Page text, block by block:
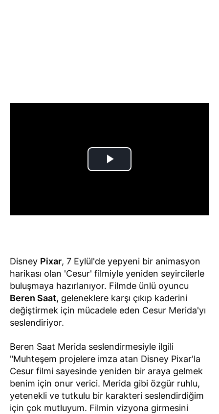
Disney Pixar, 7 Eylül'de yepyeni bir animasyon
harikası olan 'Cesur' filmiyle yeniden seyircilerle
buluşmaya hazırlanıyor. Filmde ünlü oyuncu
Beren Saat, geleneklere karşı çıkıp kaderini
değiştirmek için mücadele eden Cesur Merida'yı
seslendiriyor.
Beren Saat Merida seslendirmesiyle ilgili
"Muhteşem projelere imza atan Disney Pixar'la
Cesur filmi sayesinde yeniden bir araya gelmek
benim için onur verici. Merida gibi özgür ruhlu,
yetenekli ve tutkulu bir karakteri seslendirdiğim
için çok mutluyum. Filmin vizyona girmesini